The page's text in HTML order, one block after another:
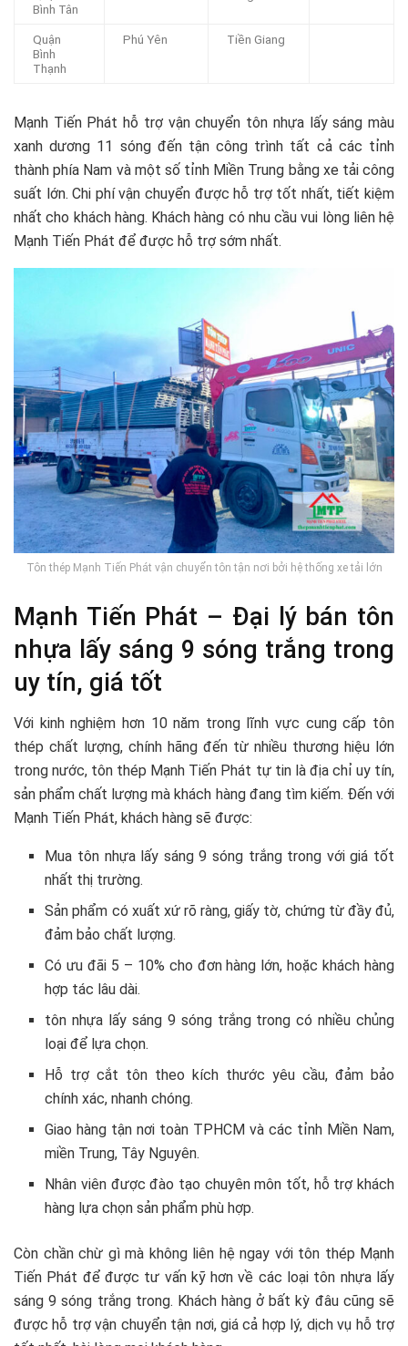
Bình Tân
Quận
Bình
Thạnh
Phú Yên Tiền Giang
Mạnh Tiến Phát hỗ trợ vận chuyển tôn nhựa lấy sáng màu
xanh dương 11 sóng đến tận công trình tất cả các tỉnh
thành phía Nam và một số tỉnh Miền Trung bằng xe tải công
suất lớn. Chi phí vận chuyển được hỗ trợ tốt nhất, tiết kiệm
nhất cho khách hàng. Khách hàng có nhu cầu vui lòng liên hệ
Mạnh Tiến Phát để được hỗ trợ sớm nhất.
Tôn thép Mạnh Tiến Phát vận chuyển tôn tận nơi bởi hệ thống xe tải lớn
Mạnh Tiến Phát – Đại lý bán tôn
nhựa lấy sáng 9 sóng trắng trong
uy tín, giá tốt
Với kinh nghiệm hơn 10 năm trong lĩnh vực cung cấp tôn
thép chất lượng, chính hãng đến từ nhiều thương hiệu lớn
trong nước, tôn thép Mạnh Tiến Phát tự tin là địa chỉ uy tín,
sản phẩm chất lượng mà khách hàng đang tìm kiếm. Đến với
Mạnh Tiến Phát, khách hàng sẽ được:
Mua tôn nhựa lấy sáng 9 sóng trắng trong với giá tốt
nhất thị trường.
Sản phẩm có xuất xứ rõ ràng, giấy tờ, chứng từ đầy đủ,
đảm bảo chất lượng.
Có ưu đãi 5 – 10% cho đơn hàng lớn, hoặc khách hàng
hợp tác lâu dài.
tôn nhựa lấy sáng 9 sóng trắng trong có nhiều chủng
loại để lựa chọn.
Hỗ trợ cắt tôn theo kích thước yêu cầu, đảm bảo
chính xác, nhanh chóng.
Giao hàng tận nơi toàn TPHCM và các tỉnh Miền Nam,
miền Trung, Tây Nguyên.
Nhân viên được đào tạo chuyên môn tốt, hỗ trợ khách
hàng lựa chọn sản phẩm phù hợp.
Còn chần chừ gì mà không liên hệ ngay với tôn thép Mạnh
Tiến Phát để được tư vấn kỹ hơn về các loại tôn nhựa lấy
sáng 9 sóng trắng trong. Khách hàng ở bất kỳ đâu cũng sẽ
được hỗ trợ vận chuyển tận nơi, giá cả hợp lý, dịch vụ hỗ trợ